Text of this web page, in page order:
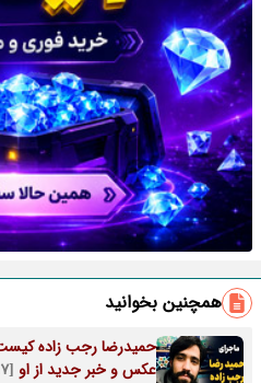
همچنین بخوانید
حمیدرضا رجب‌ زاده کیست
عکس و خبر جدید از او [۱۴۰۵/۰۵/۱۷]